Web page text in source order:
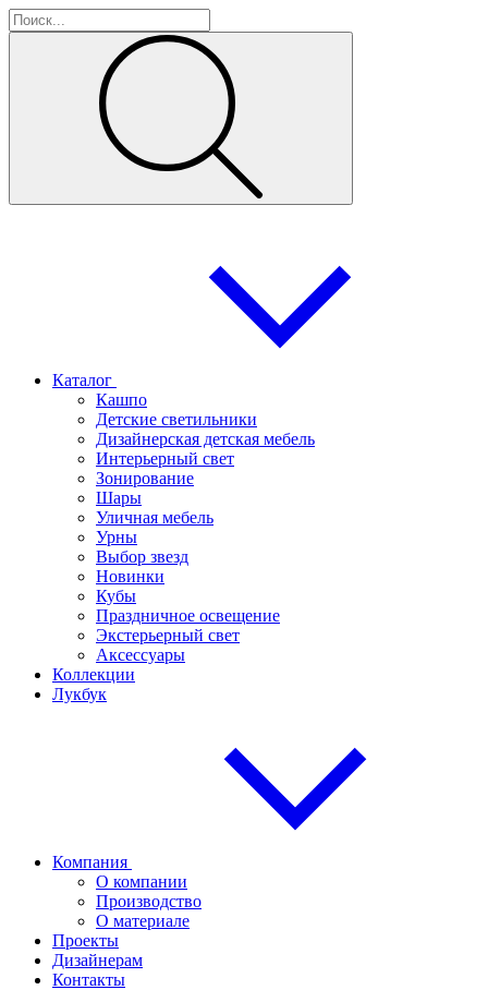
Каталог
Кашпо
Детские светильники
Дизайнерская детская мебель
Интерьерный свет
Зонирование
Шары
Уличная мебель
Урны
Выбор звезд
Новинки
Кубы
Праздничное освещение
Экстерьерный свет
Аксессуары
Коллекции
Лукбук
Компания
О компании
Производство
О материале
Проекты
Дизайнерам
Контакты